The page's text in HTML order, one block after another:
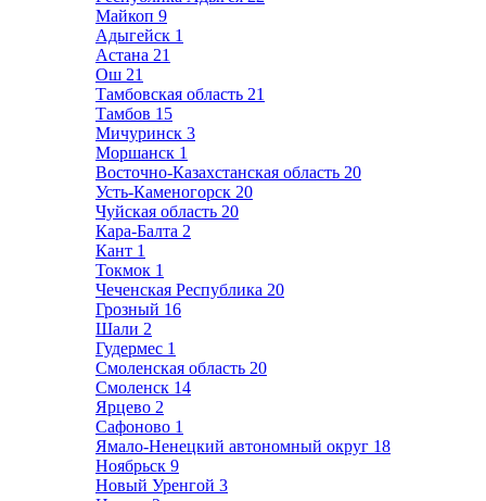
Майкоп 9
Адыгейск 1
Астана 21
Ош 21
Тамбовская область 21
Тамбов 15
Мичуринск 3
Моршанск 1
Восточно-Казахстанская область 20
Усть-Каменогорск 20
Чуйская область 20
Кара-Балта 2
Кант 1
Токмок 1
Чеченская Республика 20
Грозный 16
Шали 2
Гудермес 1
Смоленская область 20
Смоленск 14
Ярцево 2
Сафоново 1
Ямало-Ненецкий автономный округ 18
Ноябрьск 9
Новый Уренгой 3